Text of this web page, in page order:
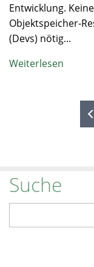
Entwicklung.
Objektspeicher-
(Devs) nötig...
Weiterlesen
Suche